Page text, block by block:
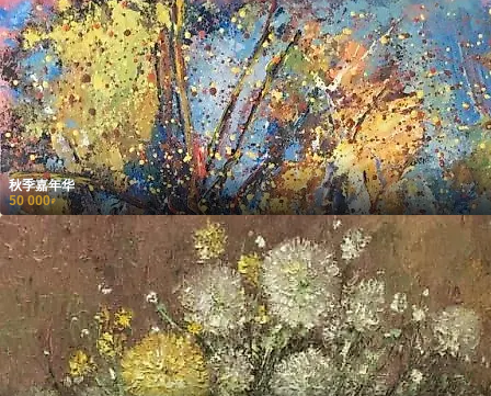
秋季嘉年华
50 000₽